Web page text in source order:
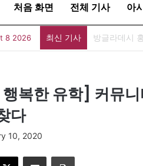
처음 화면 전체 기사 아
8 2026 최신 기사 아자뉴스바
복한 유학] 커뮤
다
10, 2020
이메일